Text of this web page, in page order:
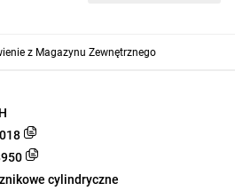
cylindryczne
z Magazynu Zewnętrznego